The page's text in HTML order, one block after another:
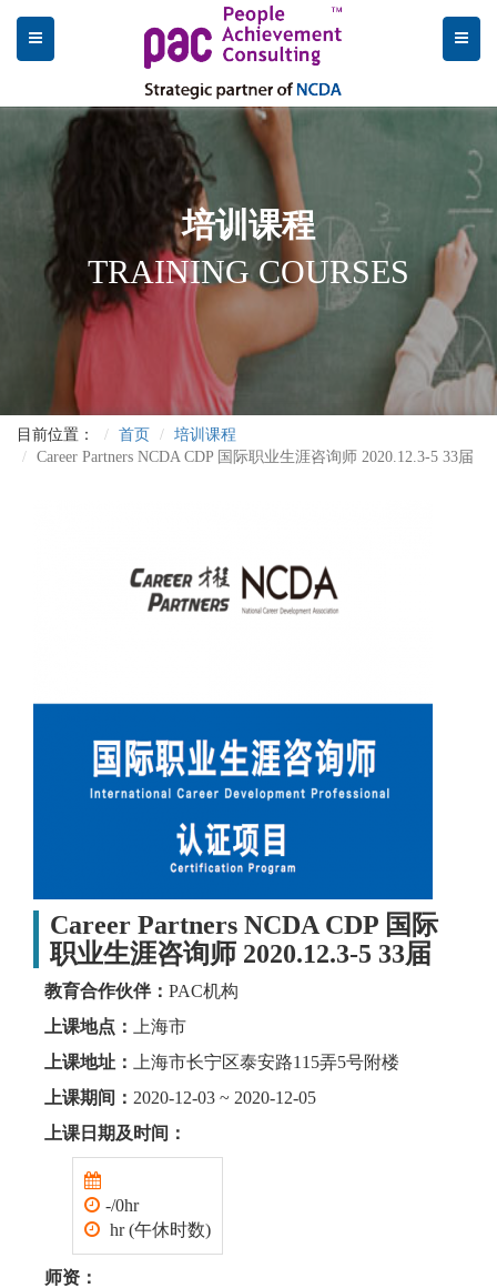
培训课程
TRAINING COURSES
目前位置： 首页
培训课程
Career Partners NCDA CDP 国际职业生涯咨询师 2020.12.3-5 33届
Career Partners NCDA CDP 国际
职业生涯咨询师 2020.12.3-5 33届
教育合作伙伴： PAC机构
上课地点：
上海市
上课地址：
上海市长宁区泰安路115弄5号附楼
上课期间： 2020-12-03 ~ 2020-12-05
上课日期及时间：
-/0hr
hr (午休时数)
师资：